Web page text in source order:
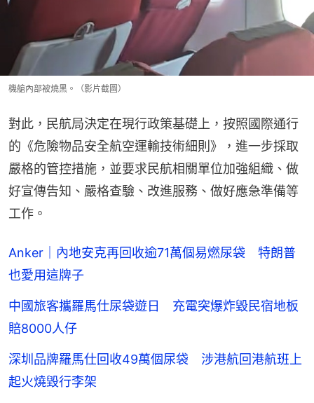
機艙內部被燒黑。（影片截圖）
對此，民航局決定在現行政策基礎上，按照國際通行
的《危險物品安全航空運輸技術細則》，進一步採取
嚴格的管控措施，並要求民航相關單位加強組織、做
好宣傳告知、嚴格查驗、改進服務、做好應急準備等
工作。
Anker｜內地安克再回收逾71萬個易燃尿袋 特朗普
也愛用這牌子
中國旅客攜羅馬仕尿袋遊日 充電突爆炸毀民宿地板
賠8000人仔
深圳品牌羅馬仕回收49萬個尿袋 涉港航回港航班上
起火燒毀行李架